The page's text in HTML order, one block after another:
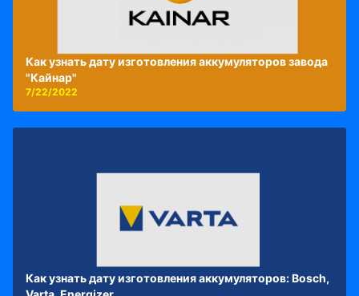
Как узнать дату изготовления аккумуляторов завода
"Кайнар"
7/22/2022
Как узнать дату изготовления аккумуляторов: Bosch,